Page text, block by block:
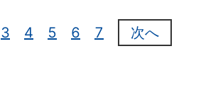
3 4 5 6 7 次へ